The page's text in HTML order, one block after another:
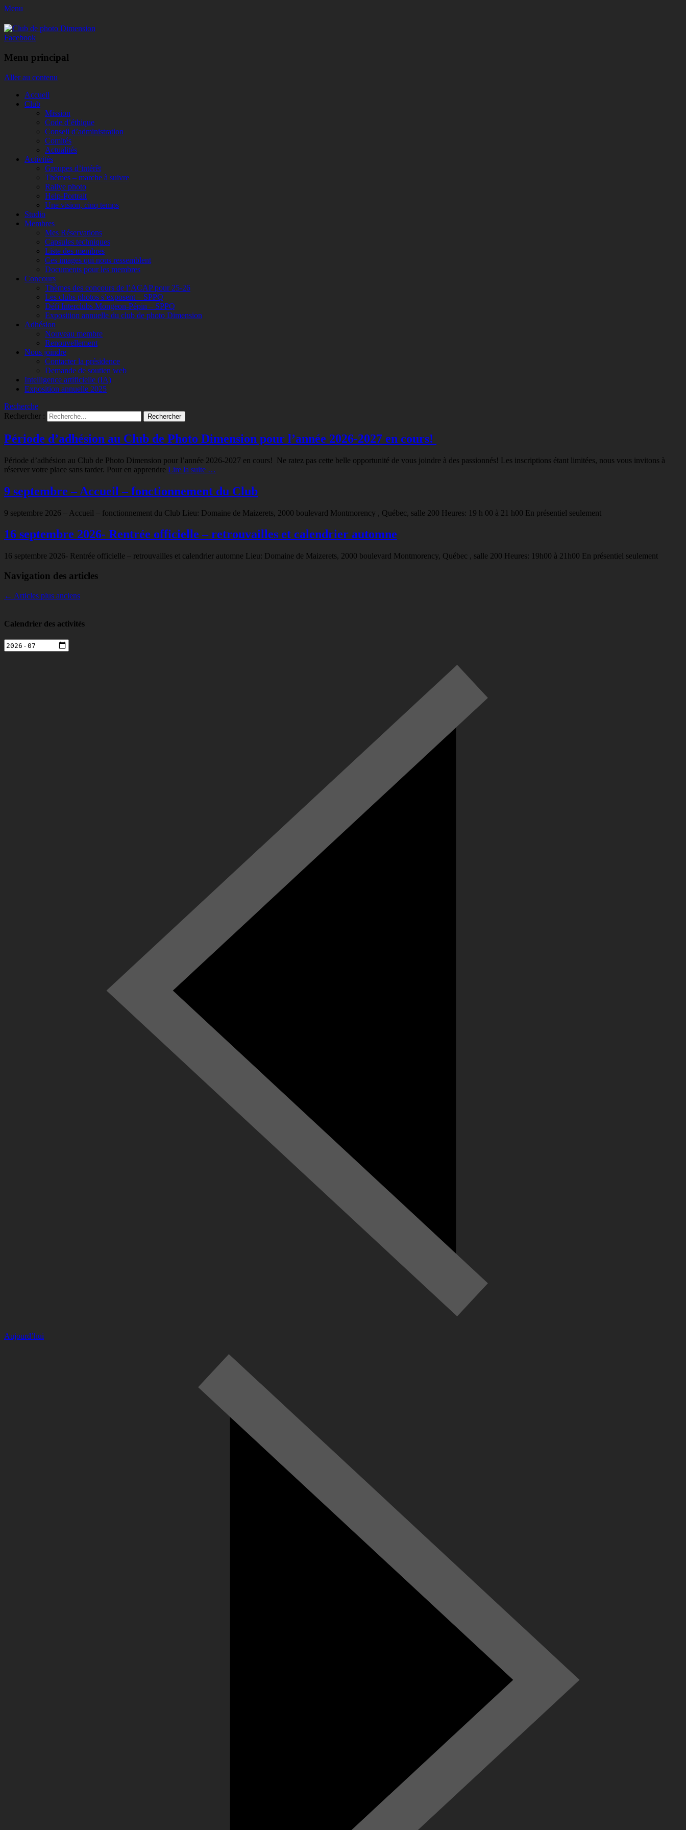
Menu
Club de photo Dimension
Facebook
Menu principal
Aller au contenu
Accueil
Club
Mission
Code d’éthique
Conseil d’administration
Comités
Actualités
Activités
Groupes d’intérêt
Thèmes – marche à suivre
Rallye photo
Help-Portrait
Une vision, cinq temps
Studio
Membres
Mes Réservations
Capsules techniques
Liste des membres
Ces images qui nous ressemblent
Documents pour les membres
Concours
Thèmes des concours de l’ACAP pour 25-26
Les clubs photos s’exposent – SPPQ
Défi Interclubs Mongeon-Pépin – SPPQ
Exposition annuelle du club de photo Dimension
Adhésion
Nouveau membre
Renouvellement
Nous joindre
Contacter la présidence
Demande de soutien web
Intelligence artificielle (IA)
Exposition annuelle 2025
Recherche
Rechercher :
Période d’adhésion au Club de Photo Dimension pour l’année 2026-2027 en cours!
Période d’adhésion au Club de Photo Dimension pour l’année 2026-2027 en cours! Ne ratez pas cette belle opportunité de vous joindre à des passionnés! Les inscriptions étant limitées, nous vous invitons à
réserver votre place sans tarder. Pour en apprendre Lire la suite …
9 septembre – Accueil – fonctionnement du Club
9 septembre 2026 – Accueil – fonctionnement du Club Lieu: Domaine de Maizerets, 2000 boulevard Montmorency , Québec, salle 200 Heures: 19 h 00 à 21 h00 En présentiel seulement
16 septembre 2026- Rentrée officielle – retrouvailles et calendrier automne
16 septembre 2026- Rentrée officielle – retrouvailles et calendrier automne Lieu: Domaine de Maizerets, 2000 boulevard Montmorency, Québec , salle 200 Heures: 19h00 à 21h00 En présentiel seulement
Navigation des articles
← Articles plus anciens
Calendrier des activités
Aujourd’hui